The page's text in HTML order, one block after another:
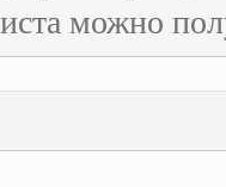
можно